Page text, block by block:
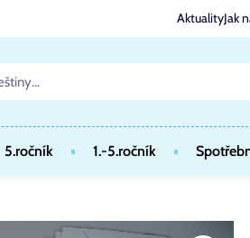
AktualityJak
5.ročník 1.-5.ročník